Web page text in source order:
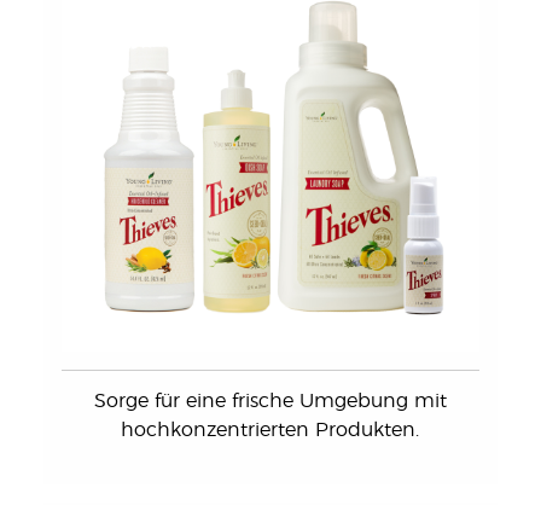
Sorge für eine frische Umgebung mit
hochkonzentrierten Produkten.